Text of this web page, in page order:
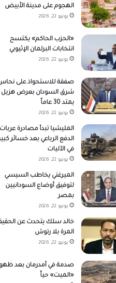
الهجوم على مدينة الأبيض
يونيو 22, 2026
«الحزب الحاكم» يكتسح
انتخابات البرلمان الإثيوبي
يونيو 22, 2026
صفقة للاستحواذ على
شرق السودان بعرض هزيل
يمتد 30 عاماً
يونيو 22, 2026
المليشيا تبدأ مصادرة عربات
الدفع الرباعي بعد خسائر
في الآليات
يونيو 22, 2026
الميرغني يخاطب السيسي
لتوفيق أوضاع السودانيين
بمصر
يونيو 22, 2026
خالد سلك يتحدث عن
المرة بلا رتوش
يونيو 22, 2026
صدمة في أمدرمان بعد
«الميت» حياً